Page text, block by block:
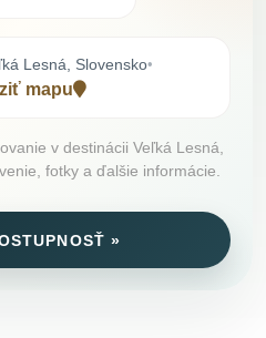
Lesná, Slovensko•
mapu
v destinácii Veľká Lesná,
fotky a ďalšie informácie.
»